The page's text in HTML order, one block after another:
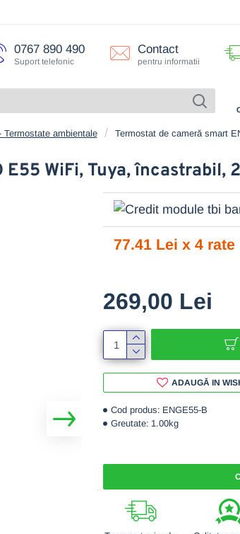
0767 890 490
Suport telefonic
Contact
pentru informatii
Termostate ambientale Termostat de cameră smart
WiFi, Tuya, încastrabil,
Cod produs: ENGE55-B
Greutate: 1.00kg
269,00 Lei
ADAUGĂ IN
77.41 Lei x 4 rate